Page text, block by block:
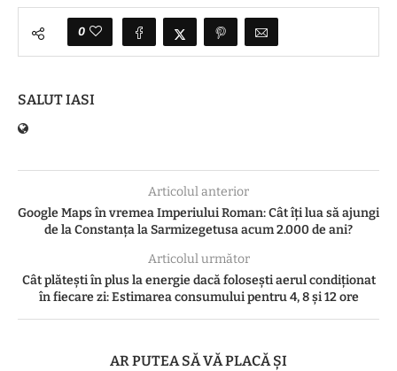
0
SALUT IASI
Articolul anterior
Google Maps în vremea Imperiului Roman: Cât îți lua să ajungi
de la Constanța la Sarmizegetusa acum 2.000 de ani?
Articolul următor
Cât plătești în plus la energie dacă folosești aerul condiționat
în fiecare zi: Estimarea consumului pentru 4, 8 și 12 ore
AR PUTEA SĂ VĂ PLACĂ ȘI